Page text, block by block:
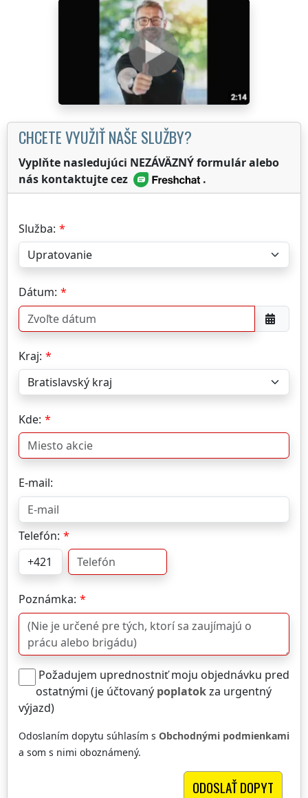
CHCETE VYUŽIŤ NAŠE SLUŽBY?
Vyplňte nasledujúci NEZÁVÄZNÝ formulár alebo
nás kontaktujte cez
.
Služba:
Dátum:
Kraj:
Kde:
E-mail:
Telefón:
Poznámka:
Požadujem uprednostniť moju objednávku pred
ostatnými (je účtovaný poplatokza urgentný
výjazd)
Odoslaním dopytu súhlasím s Obchodnými podmienkami
a som s nimi oboznámený.